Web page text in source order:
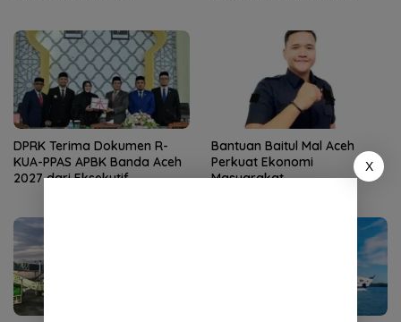
DPRK Terima Dokumen R-
KUA-PPAS APBK Banda Aceh
2027 dari Eksekutif
Bantuan Baitul Mal Aceh
Perkuat Ekonomi
Masyarakat
X